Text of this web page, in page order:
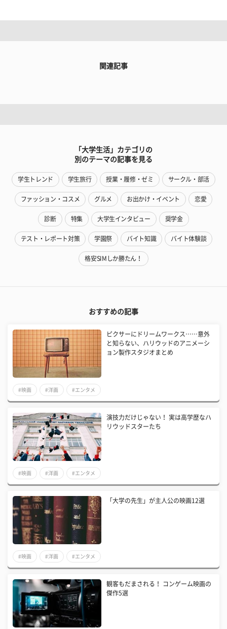
関連記事
「大学生活」カテゴリの
別のテーマの記事を見る
学生トレンド 学生旅行 授業・履修・ゼミ サークル・部活
ファッション・コスメ グルメ お出かけ・イベント 恋愛
診断 特集 大学生インタビュー 奨学金
テスト・レポート対策 学園祭 バイト知識 バイト体験談
格安SIMしか勝たん！
おすすめの記事
ピクサーにドリームワークス……意外
と知らない、ハリウッドのアニメーシ
ョン製作スタジオまとめ
#映画 #洋画 #エンタメ
演技力だけじゃない！ 実は高学歴なハ
リウッドスターたち
#映画 #洋画 #エンタメ
「大学の先生」が主人公の映画12選
#映画 #洋画 #エンタメ
観客もだまされる！ コンゲーム映画の
傑作5選